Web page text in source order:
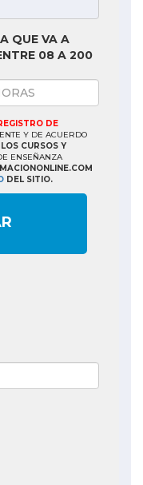
QUE VA A
08 A 200
DE
Y DE ACUERDO
CURSOS Y
ENSEÑANZA
DEL SITIO.